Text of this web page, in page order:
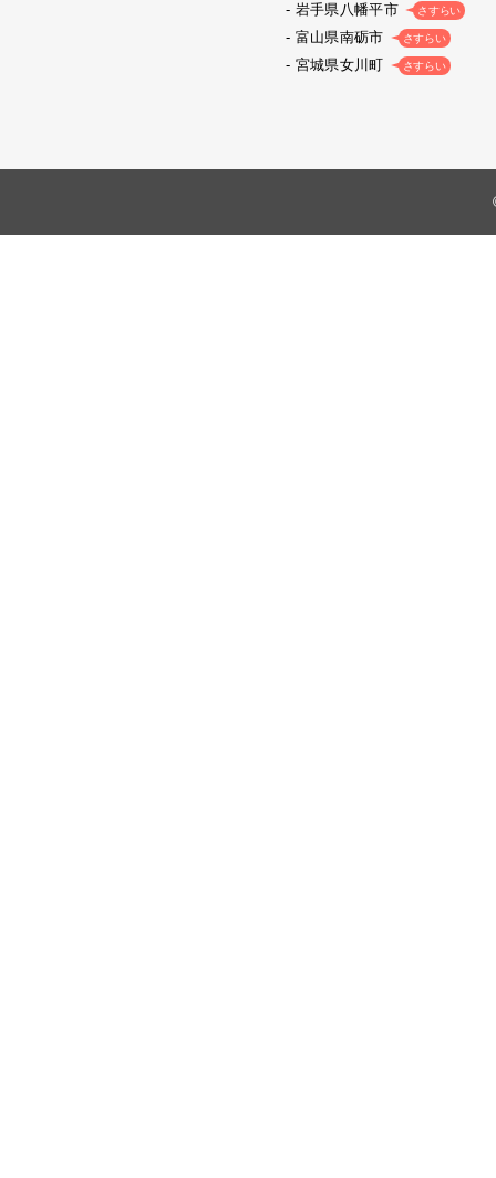
岩手県八幡平市 さすらい
富山県南砺市 さすらい
宮城県女川町 さすらい